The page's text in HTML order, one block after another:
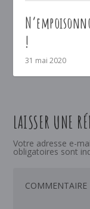
!
31 mai 2020
LAISSER UNE
Votre adresse e-
obligatoires sont